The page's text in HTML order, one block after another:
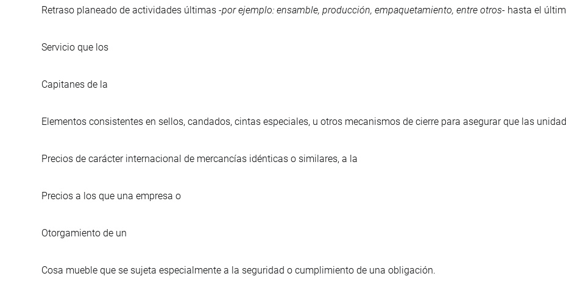
Retraso planeado de actividades últimas -por ejemplo: ensamble, producción, empaquetamiento, entre otros- hasta el
Servicio que los
Capitanes de la
Elementos consistentes en sellos, candados, cintas especiales, u otros mecanismos de cierre para asegurar que las
Precios de carácter internacional de mercancías idénticas o similares, a la
Precios a los que una empresa o
Otorgamiento de un
Cosa mueble que se sujeta especialmente a la seguridad o cumplimiento de una obligación.